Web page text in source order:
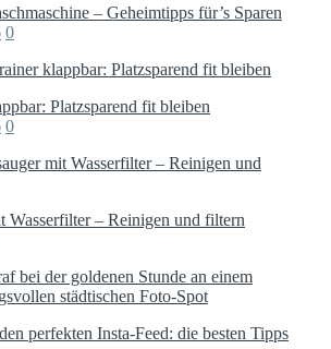
– Geheimtipps für’s Sparen
0
Platzsparend fit bleiben
0
Wasserfilter – Reinigen und filtern
perfekten Insta-Feed: die besten Tipps